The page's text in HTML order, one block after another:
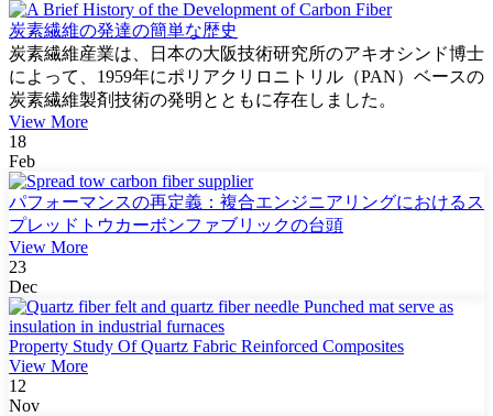
炭素繊維の発達の簡単な歴史
炭素繊維産業は、日本の大阪技術研究所のアキオシンド博士
によって、1959年にポリアクリロニトリル（PAN）ベースの
炭素繊維製剤技術の発明とともに存在しました。
View More
18
Feb
パフォーマンスの再定義：複合エンジニアリングにおけるス
プレッドトウカーボンファブリックの台頭
View More
23
Dec
Property Study Of Quartz Fabric Reinforced Composites
View More
12
Nov